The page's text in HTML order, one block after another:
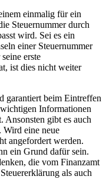
einmalig für ein
Steuernummer durch
wird. Sei es ein
einer Steuernummer
erste
ist dies nicht weiter
garantiert beim Eintreffen
Informationen
Ansonsten gibt es auch
eine neue
angefordert werden.
ein Grund dafür sein.
die vom Finanzamt
als auch